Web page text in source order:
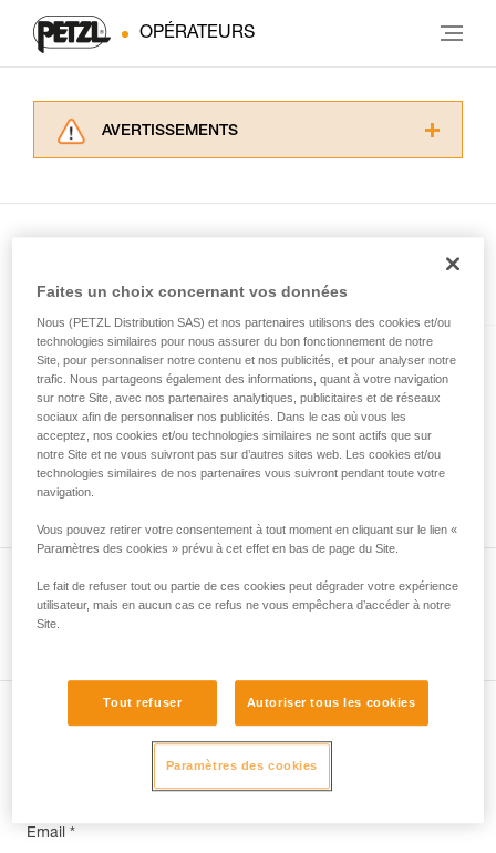
OPÉRATEURS
AVERTISSEMENTS
d’informations.
formation et un entraînement spécifique. Validez
avec un professionnel votre capacité à refaire
la manipulation, seul, en toute sécurité, avant
de la reproduire en autonomie.
Nous donnons des exemples de techniques
liées à votre activité. Il peut en exister d’autres
que nous ne décrivons pas ici.
Présent dans l'article
MICRO TRAXION
Poulie-bloqueur compacte à
haut rendement
Abonnez-vous à la newsletter
Email *
Faites un choix concernant vos données
Nous (PETZL Distribution SAS) et nos partenaires utilisons des cookies et/ou
technologies similaires pour nous assurer du bon fonctionnement de notre
Site, pour personnaliser notre contenu et nos publicités, et pour analyser notre
trafic. Nous partageons également des informations, quant à votre navigation
sur notre Site, avec nos partenaires analytiques, publicitaires et de réseaux
sociaux afin de personnaliser nos publicités. Dans le cas où vous les
acceptez, nos cookies et/ou technologies similaires ne sont actifs que sur
notre Site et ne vous suivront pas sur d’autres sites web. Les cookies et/ou
technologies similaires de nos partenaires vous suivront pendant toute votre
navigation.
Vous pouvez retirer votre consentement à tout moment en cliquant sur le lien «
Paramètres des cookies » prévu à cet effet en bas de page du Site.
Le fait de refuser tout ou partie de ces cookies peut dégrader votre expérience
utilisateur, mais en aucun cas ce refus ne vous empêchera d’accéder à notre
Site.
Tout refuser Autoriser tous les cookies
Paramètres des cookies